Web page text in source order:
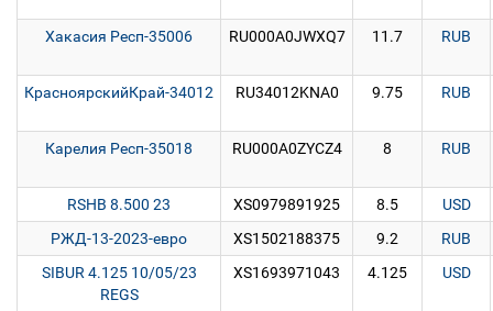
Хакасия Респ-35006 RU000A0JWXQ7 11.7 RUB
КрасноярскийКрай-34012 RU34012KNA0 9.75 RUB
Карелия Респ-35018 RU000A0ZYCZ4 8 RUB
RSHB 8.500 23 XS0979891925 8.5
USD
РЖД-13-2023-евро
XS1502188375 9.2
RUB
SIBUR 4.125 10/05/23
REGS
XS1693971043 4.125 USD